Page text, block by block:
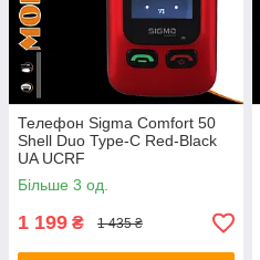
Телефон Sigma Comfort 50
Shell Duo Type-C Red-Black
UA UCRF
Більше 3 од.
1 199 ₴ 1 435 ₴